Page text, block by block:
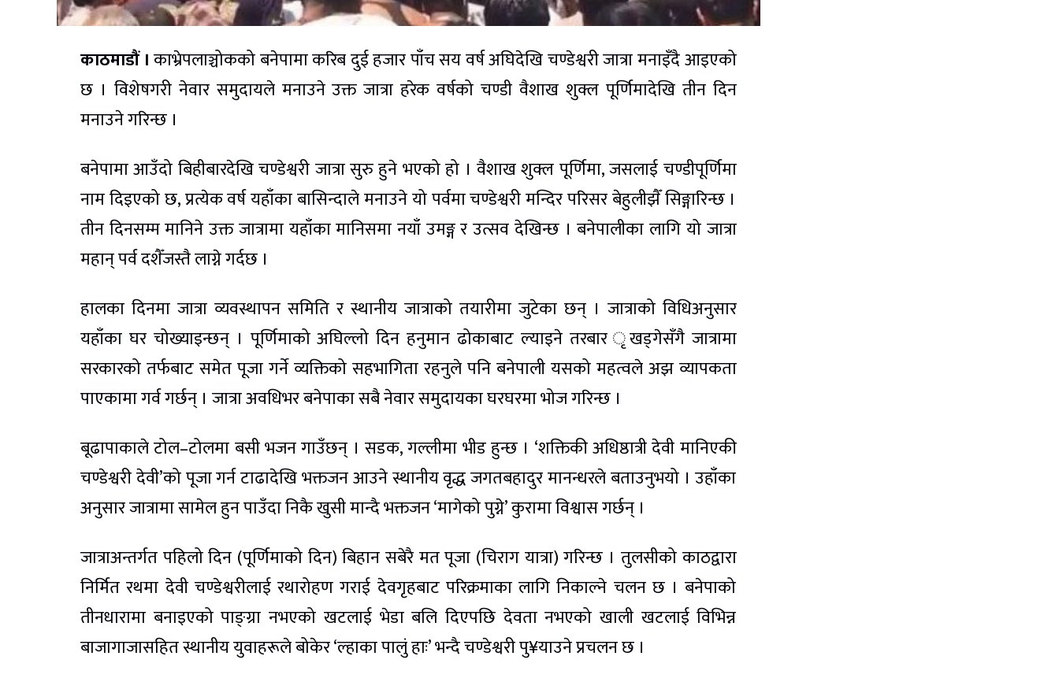
काठमाडौं ।काभ्रेपलाञ्चोकको बनेपामा करिब दुई हजार पाँच सय वर्ष अघिदेखि चण्डेश्वरी जात्रा मनाइँदै आइएको
छ । विशेषगरी नेवार समुदायले मनाउने उक्त जात्रा हरेक वर्षको चण्डी वैशाख शुक्ल पूर्णिमादेखि तीन दिन
मनाउने गरिन्छ ।
बनेपामा आउँदो बिहीबारदेखि चण्डेश्वरी जात्रा सुरु हुने भएको हो । वैशाख शुक्ल पूर्णिमा, जसलाई चण्डीपूर्णिमा
नाम दिइएको छ, प्रत्येक वर्ष यहाँका बासिन्दाले मनाउने यो पर्वमा चण्डेश्वरी मन्दिर परिसर बेहुलीझैँ सिङ्गारिन्छ ।
तीन दिनसम्म मानिने उक्त जात्रामा यहाँका मानिसमा नयाँ उमङ्ग र उत्सव देखिन्छ । बनेपालीका लागि यो जात्रा
महान् पर्व दशैँजस्तै लाग्ने गर्दछ ।
हालका दिनमा जात्रा व्यवस्थापन समिति र स्थानीय जात्राको तयारीमा जुटेका छन् । जात्राको विधिअनुसार
यहाँका घर चोख्याइन्छन् । पूर्णिमाको अघिल्लो दिन हनुमान ढोकाबाट ल्याइने तरबार ृखड्गेसँगै जात्रामा
सरकारको तर्फबाट समेत पूजा गर्ने व्यक्तिको सहभागिता रहनुले पनि बनेपाली यसको महत्वले अझ व्यापकता
पाएकामा गर्व गर्छन् । जात्रा अवधिभर बनेपाका सबै नेवार समुदायका घरघरमा भोज गरिन्छ ।
बूढापाकाले टोल–टोलमा बसी भजन गाउँछन् । सडक, गल्लीमा भीड हुन्छ । ‘शक्तिकी अधिष्ठात्री देवी मानिएकी
चण्डेश्वरी देवी’को पूजा गर्न टाढादेखि भक्तजन आउने स्थानीय वृद्ध जगतबहादुर मानन्धरले बताउनुभयो । उहाँका
अनुसार जात्रामा सामेल हुन पाउँदा निकै खुसी मान्दै भक्तजन ‘मागेको पुग्ने’ कुरामा विश्वास गर्छन् ।
जात्राअन्तर्गत पहिलो दिन (पूर्णिमाको दिन) बिहान सबेरै मत पूजा (चिराग यात्रा) गरिन्छ । तुलसीको काठद्वारा
निर्मित रथमा देवी चण्डेश्वरीलाई रथारोहण गराई देवगृहबाट परिक्रमाका लागि निकाल्ने चलन छ । बनेपाको
तीनधारामा बनाइएको पाङ्ग्रा नभएको खटलाई भेडा बलि दिएपछि देवता नभएको खाली खटलाई विभिन्न
बाजागाजासहित स्थानीय युवाहरूले बोकेर ‘ल्हाका पालुं हाः’ भन्दै चण्डेश्वरी पु¥याउने प्रचलन छ ।